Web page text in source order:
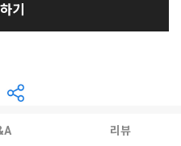
기
리뷰